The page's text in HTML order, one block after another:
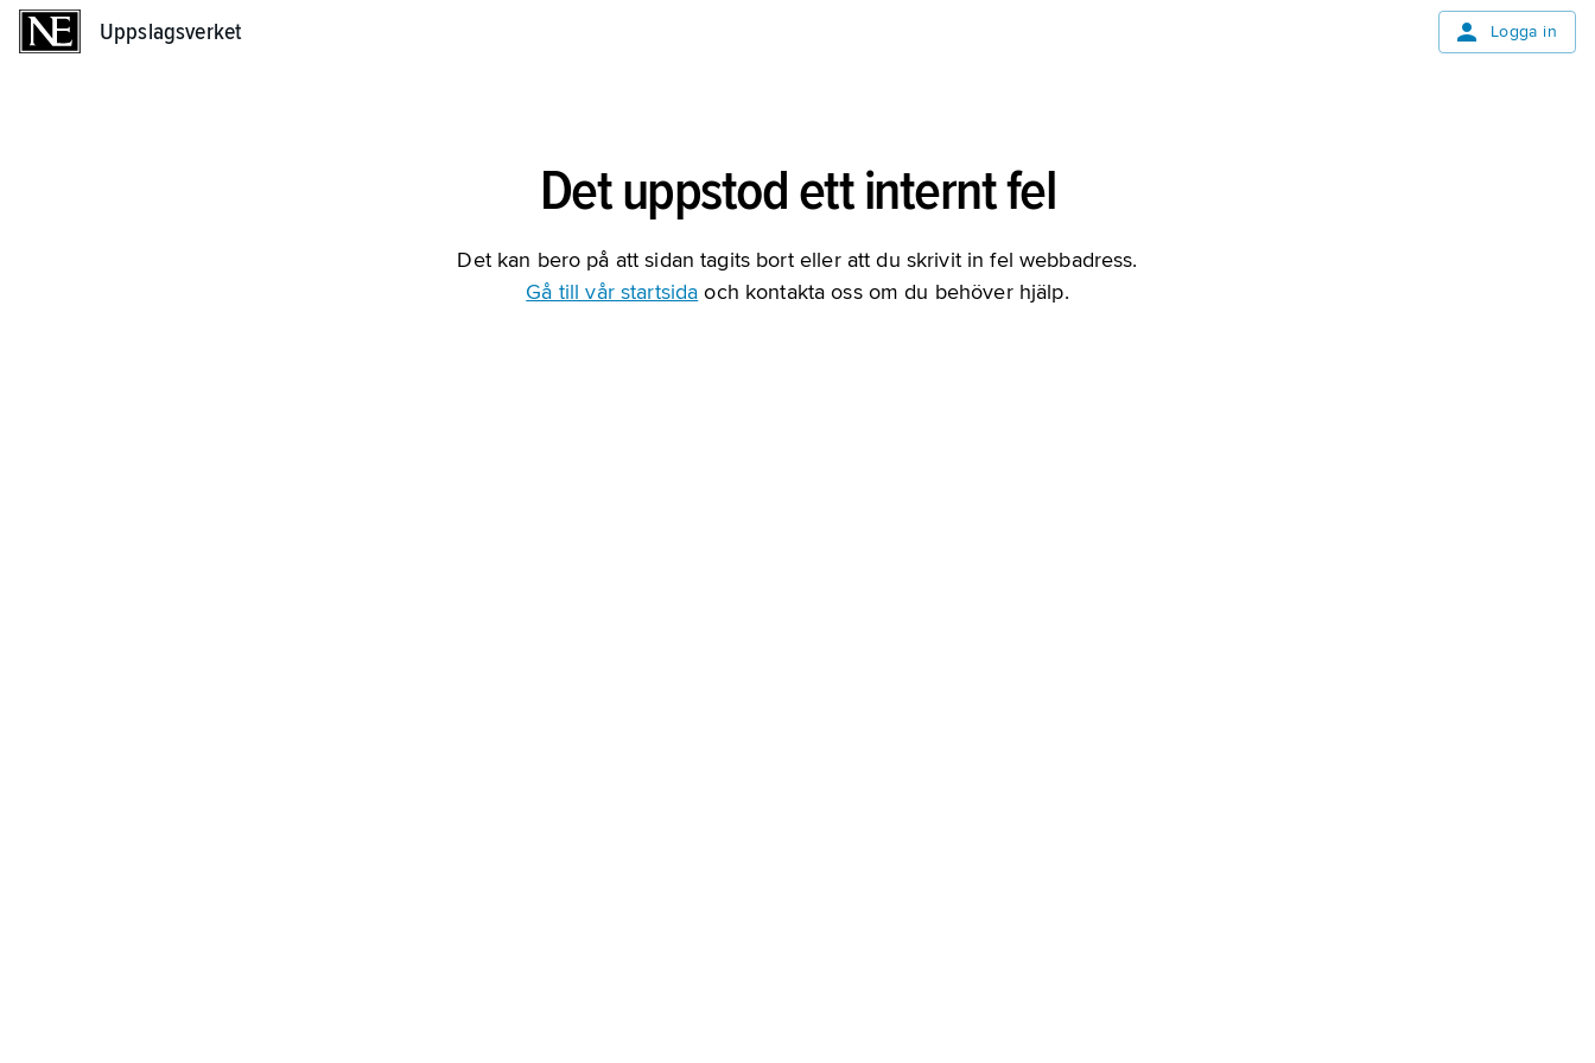
Uppslagsverket Logga in
Det uppstod ett internt fel
Det kan bero på att sidan tagits bort eller att du skrivit in fel webbadress.
Gå till vår startsida och kontakta oss om du behöver hjälp.